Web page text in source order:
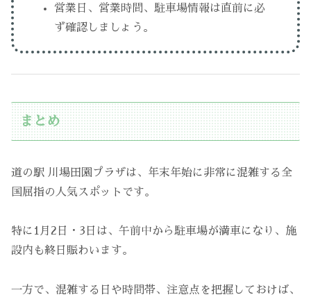
営業日、営業時間、駐車場情報は直前に必
ず確認しましょう。
まとめ
道の駅 川場田園プラザは、年末年始に非常に混雑する全
国屈指の人気スポットです。
特に1月2日・3日は、午前中から駐車場が満車になり、施
設内も終日賑わいます。
一方で、混雑する日や時間帯、注意点を把握しておけば、